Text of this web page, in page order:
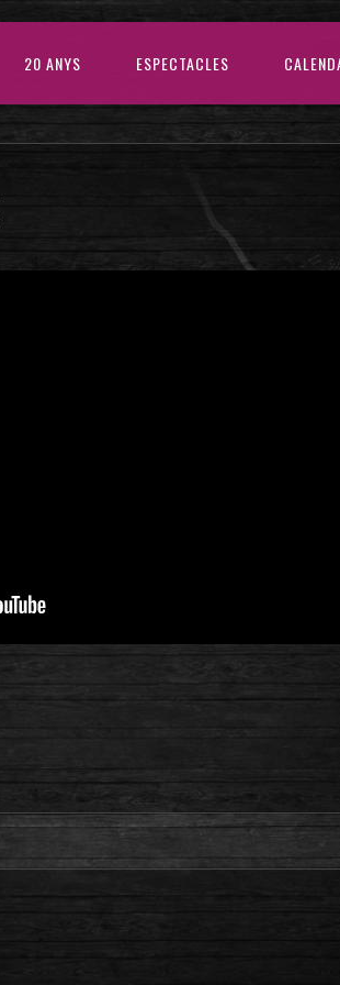
20 ANYS ESPECTACLES